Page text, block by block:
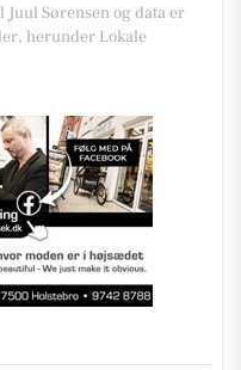
Sørensen og data er
herunder Lokale